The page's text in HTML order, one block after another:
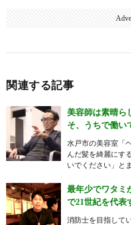
関連する記事
美容師は素晴ら
そ、うちで働い
水戸市の美容室「
んだ髪を綺麗にす
いでください」と
最年少でワタミ
で21世紀を代表
消防士を目指して